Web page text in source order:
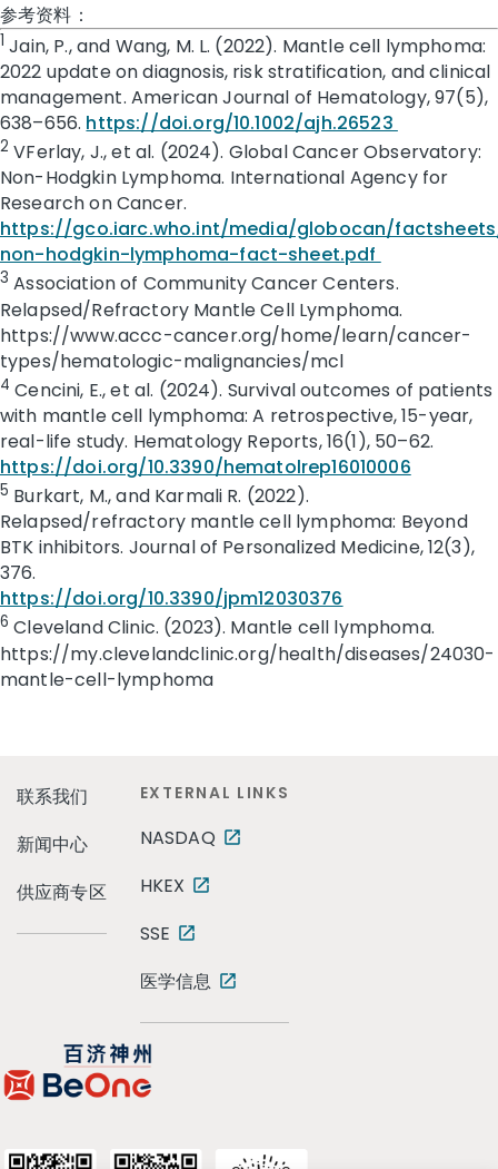
参考资料：
1 Jain, P., and Wang, M. L. (2022). Mantle cell lymphoma:
2022 update on diagnosis, risk stratification, and clinical
management. American Journal of Hematology, 97(5),
638–656. https://doi.org/10.1002/ajh.26523
2 VFerlay, J., et al. (2024). Global Cancer Observatory:
Non-Hodgkin Lymphoma. International Agency for
Research on Cancer.
https://gco.iarc.who.int/media/globocan/
non-hodgkin-lymphoma-fact-sheet.pdf
3 Association of Community Cancer Centers.
Relapsed/Refractory Mantle Cell Lymphoma.
https://www.accc-cancer.org/home/learn/cancer-
types/hematologic-malignancies/mcl
4 Cencini, E., et al. (2024). Survival outcomes of patients
with mantle cell lymphoma: A retrospective, 15-year,
real-life study. Hematology Reports, 16(1), 50–62.
https://doi.org/10.3390/hematolrep16010006
5 Burkart, M., and Karmali R. (2022).
Relapsed/refractory mantle cell lymphoma: Beyond
BTK inhibitors. Journal of Personalized Medicine, 12(3),
376.
https://doi.org/10.3390/jpm12030376
6 Cleveland Clinic. (2023). Mantle cell lymphoma.
https://my.clevelandclinic.org/health/diseases/24030-
mantle-cell-lymphoma
联系我们
新闻中心
供应商专区
EXTERNAL LINKS
NASDAQ
HKEX
SSE
医学信息